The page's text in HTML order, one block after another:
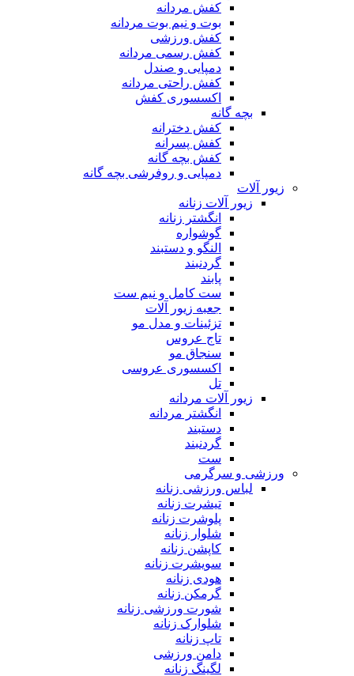
کفش مردانه
بوت و نیم بوت مردانه
کفش ورزشی
کفش رسمی مردانه
دمپایی و صندل
کفش راحتی مردانه
اکسسوری کفش
بچه گانه
کفش دخترانه
کفش پسرانه
کفش بچه گانه
دمپایی و روفرشی بچه گانه
زیور آلات
زیور آلات زنانه
انگشتر زنانه
گوشواره
النگو و دستبند
گردنبند
پابند
ست کامل و نیم ست
جعبه زیور آلات
تزئینات و مدل مو
تاج عروس
سنجاق مو
اکسسوری عروسی
تل
زیور آلات مردانه
انگشتر مردانه
دستبند
گردنبند
ست
ورزشی و سرگرمی
لباس ورزشی زنانه
تیشرت زنانه
پلوشرت زنانه
شلوار زنانه
کاپشن زنانه
سویشرت زنانه
هودی زنانه
گرمکن زنانه
شورت ورزشی زنانه
شلوارک زنانه
تاپ زنانه
دامن ورزشی
لگینگ زنانه